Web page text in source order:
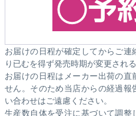
お届けの日程が確定してからご
り已むを得ず発売時期が変更され
お届けの日程はメーカー出荷の
せん。そのため当店からの経過報
い合わせはご遠慮ください。
生産数自体を受注に基づいて調